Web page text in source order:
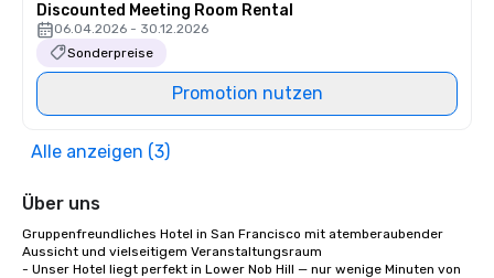
Discounted Meeting Room Rental
06.04.2026 - 30.12.2026
Sonderpreise
Promotion nutzen
Alle anzeigen (3)
Über uns
Gruppenfreundliches Hotel in San Francisco mit atemberaubender
Aussicht und vielseitigem Veranstaltungsraum
- Unser Hotel liegt perfekt in Lower Nob Hill — nur wenige Minuten von